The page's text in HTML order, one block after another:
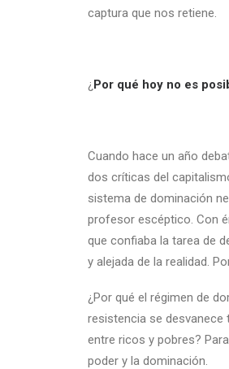
captura que nos retiene.
¿ Por qué hoy no es
Cuando hace un año
dos críticas del
sistema de dominación
profesor escéptico. Con
que confiaba la tarea de
y alejada de la realidad.
¿Por qué el régimen de
resistencia se desvanece
entre ricos y pobres?
poder y la dominación.